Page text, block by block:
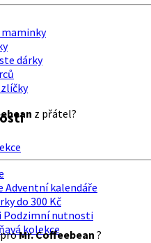
maminky
dárky
Adventní kalendáře
do 300 Kč
Podzimní nutnosti
kolekce
z přátel?
proMr. Coffeebean ?